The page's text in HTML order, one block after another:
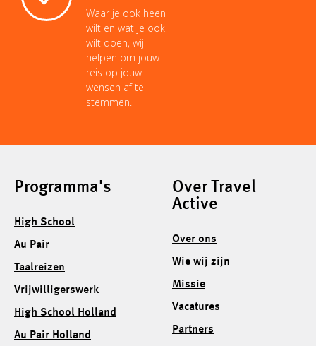
Waar je ook heen
wilt en wat je ook
wilt doen, wij
helpen om jouw
reis op jouw
wensen af te
stemmen.
Programma's
High School
Au Pair
Taalreizen
Vrijwilligerswerk
High School Holland
Au Pair Holland
Over Travel
Active
Over ons
Wie wij zijn
Missie
Vacatures
Partners